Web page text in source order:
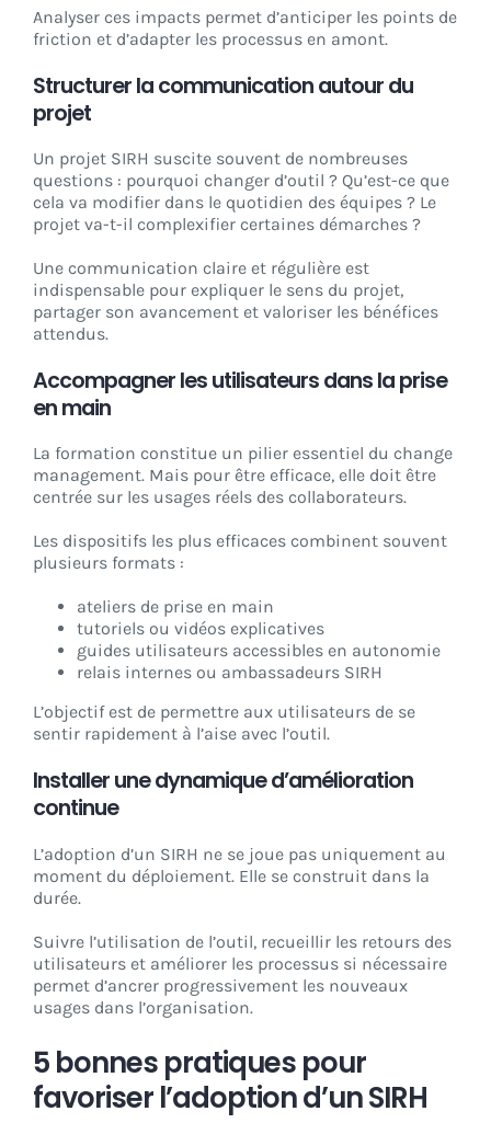
Analyser ces impacts permet d’anticiper les points de
friction et d’adapter les processus en amont.
Structurer la communication autour du
projet
Un projet SIRH suscite souvent de nombreuses
questions : pourquoi changer d’outil ? Qu’est-ce que
cela va modifier dans le quotidien des équipes ? Le
projet va-t-il complexifier certaines démarches ?
Une communication claire et régulière est
indispensable pour expliquer le sens du projet,
partager son avancement et valoriser les bénéfices
attendus.
Accompagner les utilisateurs dans la prise
en main
La formation constitue un pilier essentiel du change
management. Mais pour être efficace, elle doit être
centrée sur les usages réels des collaborateurs.
Les dispositifs les plus efficaces combinent souvent
plusieurs formats :
ateliers de prise en main
tutoriels ou vidéos explicatives
guides utilisateurs accessibles en autonomie
relais internes ou ambassadeurs SIRH
L’objectif est de permettre aux utilisateurs de se
sentir rapidement à l’aise avec l’outil.
Installer une dynamique d’amélioration
continue
L’adoption d’un SIRH ne se joue pas uniquement au
moment du déploiement. Elle se construit dans la
durée.
Suivre l’utilisation de l’outil, recueillir les retours des
utilisateurs et améliorer les processus si nécessaire
permet d’ancrer progressivement les nouveaux
usages dans l’organisation.
5 bonnes pratiques pour
favoriser l’adoption d’un SIRH